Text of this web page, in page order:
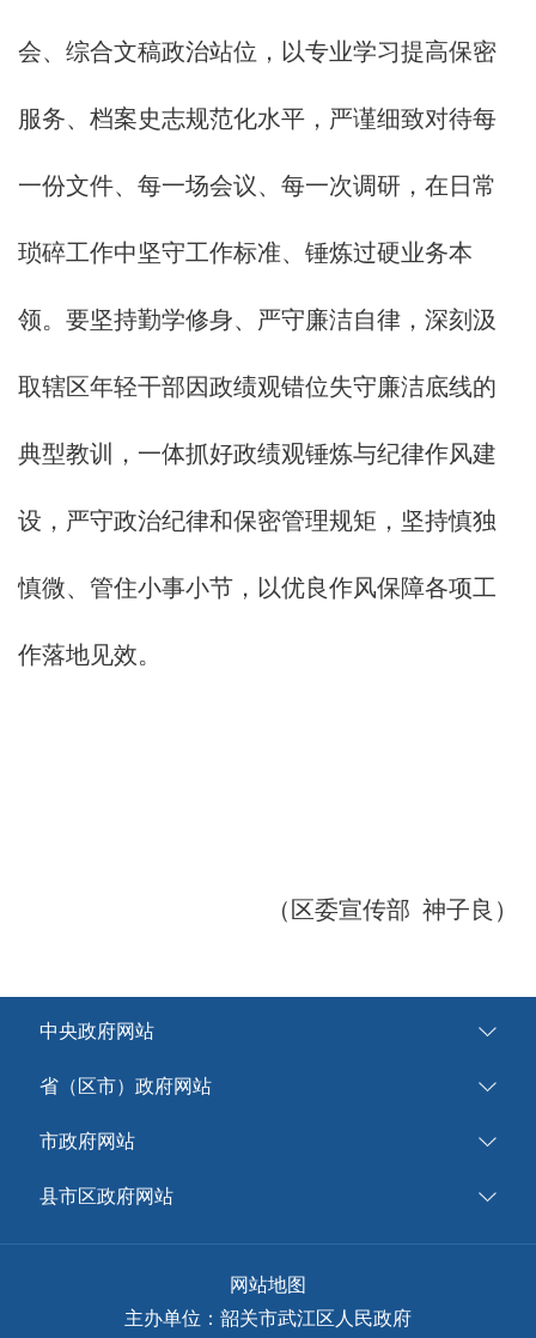
会、综合文稿政治站位，以专业学习提高保密
服务、档案史志规范化水平，严谨细致对待每
一份文件、每一场会议、每一次调研，在日常
琐碎工作中坚守工作标准、锤炼过硬业务本
领。要坚持勤学修身、严守廉洁自律，深刻汲
取辖区年轻干部因政绩观错位失守廉洁底线的
典型教训，一体抓好政绩观锤炼与纪律作风建
设，严守政治纪律和保密管理规矩，坚持慎独
慎微、管住小事小节，以优良作风保障各项工
作落地见效。
（区委宣传部 神子良）
中央政府网站
省（区市）政府网站
市政府网站
县市区政府网站
网站地图
主办单位：韶关市武江区人民政府